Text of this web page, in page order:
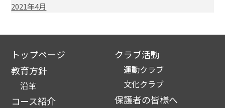
2021年4月
トップページ
教育方針
沿革
コース紹介
クラブ活動
運動クラブ
文化クラブ
保護者の皆様へ